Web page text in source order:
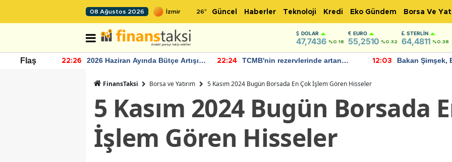
08 Ağustos 2026 26° Güncel Haberler Teknoloji Kredi Eko Gündem Borsa Ve
DOLAR
47,7436 %0.18
EURO
55,2510 %0.32
STERLIN
64,4811 %0.38
Flaş 22:26
2026 Haziran Ayında Bütçe Artışı
22:24
TCMB'nin rezervlerinde artan
12:03
Bakan Şimşek,
FinansTaksi Borsa ve Yatırım 5 Kasım 2024 Bugün Borsada En Çok İşlem Gören Hisseler
5 Kasım 2024 Bugün Borsada
İşlem Gören Hisseler